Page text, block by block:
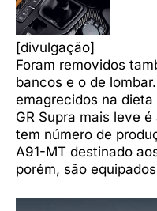
[divulgação]
Foram removidos
bancos e o de
emagrecidos na
GR Supra mais leve
tem número de
A91-MT destinado
porém, são